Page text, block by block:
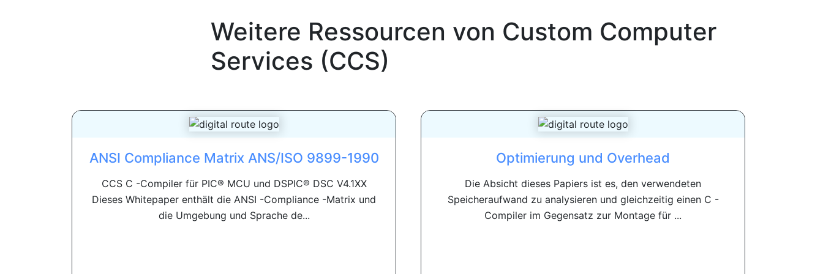
Weitere Ressourcen von Custom Computer
Services (CCS)
ANSI Compliance Matrix ANS/ISO 9899-1990
CCS C -Compiler für PIC® MCU und DSPIC® DSC V4.1XX
Dieses Whitepaper enthält die ANSI -Compliance -Matrix und
die Umgebung und Sprache de...
Optimierung und Overhead
Die Absicht dieses Papiers ist es, den verwendeten
Speicheraufwand zu analysieren und gleichzeitig einen C -
Compiler im Gegensatz zur Montage für ...